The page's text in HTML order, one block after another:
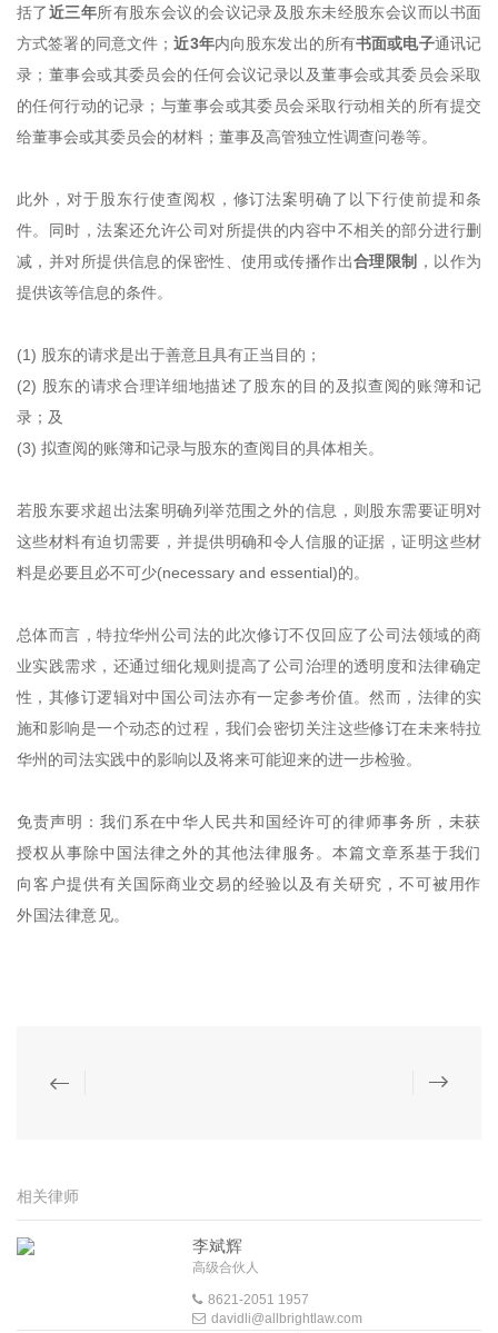
括了近三年所有股东会议的会议记录及股东未经股东会议而以书面
方式签署的同意文件；近3年内向股东发出的所有书面或电子通讯记
录；董事会或其委员会的任何会议记录以及董事会或其委员会采取
的任何行动的记录；与董事会或其委员会采取行动相关的所有提交
给董事会或其委员会的材料；董事及高管独立性调查问卷等。
此外，对于股东行使查阅权，修订法案明确了以下行使前提和条
件。同时，法案还允许公司对所提供的内容中不相关的部分进行删
减，并对所提供信息的保密性、使用或传播作出合理限制
，以作为
提供该等信息的条件。
(1) 股东的请求是出于善意且具有正当目的；
(2) 股东的请求合理详细地描述了股东的目的及拟查阅的账簿和记
录；及
(3) 拟查阅的账簿和记录与股东的查阅目的具体相关。
若股东要求超出法案明确列举范围之外的信息，则股东需要证明对
这些材料有迫切需要，并提供明确和令人信服的证据，证明这些材
料是必要且必不可少(necessary and essential)的。
总体而言，特拉华州公司法的此次修订不仅回应了公司法领域的商
业实践需求，还通过细化规则提高了公司治理的透明度和法律确定
性，其修订逻辑对中国公司法亦有一定参考价值。然而，法律的实
施和影响是一个动态的过程，我们会密切关注这些修订在未来特拉
华州的司法实践中的影响以及将来可能迎来的进一步检验。
免责声明：我们系在中华人民共和国经许可的律师事务所，未获
授权从事除中国法律之外的其他法律服务。本篇文章系基于我们
向客户提供有关国际商业交易的经验以及有关研究，不可被用作
外国法律意见。
相关律师
李斌辉
高级合伙人
8621-2051 1957
davidli@allbrightlaw.com